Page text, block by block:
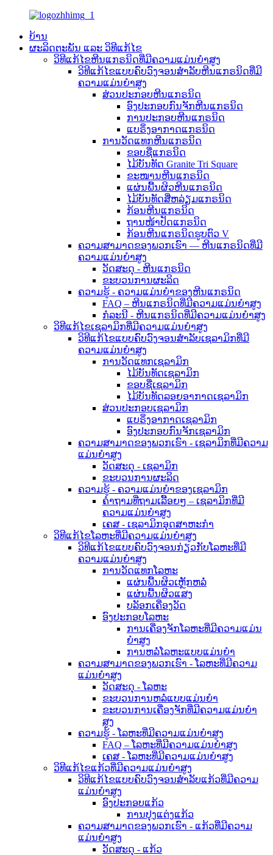
ບ້ານ
ຜະລິດຕະພັນ ແລະ ວິທີແກ້ໄຂ
ວິທີແກ້ໄຂຫີນແກຣນິດທີ່ມີຄວາມແມ່ນຍຳສູງ
ວິທີແກ້ໄຂແບບຄົບວົງຈອນສຳລັບຫີນແກຣນິດທີ່ມີ
ຄວາມແມ່ນຍໍາສູງ
ສ່ວນປະກອບຫີນແກຣນິດ
ອົງປະກອບກົນຈັກຫີນແກຣນິດ
ການປະກອບຫີນແກຣນິດ
ແບຣິ່ງອາກາດແກຣນິດ
ການວັດແທກຫີນແກຣນິດ
ຂອບຊື່ແກຣນິດ
ໄມ້ບັນທັດ Granite Tri Square
ຂະໜານຫີນແກຣນິດ
ແຜ່ນພື້ນຜິວຫີນແກຣນິດ
ໄມ້ບັນທັດສີ່ຫລ່ຽມແກຣນິດ
ກ້ອນຫີນແກຣນິດ
ຖານໜ້າປັດແກຣນິດ
ກ້ອນຫີນແກຣນິດຮູບຕົວ V
ຄວາມສາມາດຂອງພວກເຮົາ — ຫີນແກຣນິດທີ່ມີ
ຄວາມແມ່ນຍຳສູງ
ວັດສະດຸ - ຫີນແກຣນິດ
ຂະບວນການຜະລິດ
ຄວາມຮູ້ - ຄວາມແມ່ນຍໍາຂອງຫີນແກຣນິດ
FAQ – ຫີນແກຣນິດທີ່ມີຄວາມແມ່ນຍໍາສູງ
ກໍລະນີ - ຫີນແກຣນິດທີ່ມີຄວາມແມ່ນຍໍາສູງ
ວິທີແກ້ໄຂເຊລາມິກທີ່ມີຄວາມແມ່ນຍໍາສູງ
ວິທີແກ້ໄຂແບບຄົບວົງຈອນສຳລັບເຊລາມິກທີ່ມີ
ຄວາມແມ່ນຍໍາສູງ
ການວັດແທກເຊລາມິກ
ໄມ້ບັນທັດເຊລາມິກ
ຂອບຊື່ເຊລາມິກ
ໄມ້ບັນທັດລອຍອາກາດເຊລາມິກ
ສ່ວນປະກອບເຊລາມິກ
ແບຣິ່ງອາກາດເຊລາມິກ
ອົງປະກອບກົນຈັກເຊລາມິກ
ຄວາມສາມາດຂອງພວກເຮົາ - ເຊລາມິກທີ່ມີຄວາມ
ແມ່ນຍໍາສູງ
ວັດສະດຸ - ເຊລາມິກ
ຂະບວນການຜະລິດ
ຄວາມຮູ້ - ຄວາມແມ່ນຍຳຂອງເຊລາມິກ
ຄຳຖາມທີ່ຖາມເລື້ອຍໆ – ເຊລາມິກທີ່ມີ
ຄວາມແມ່ນຍຳສູງ
ເຄສ - ເຊລາມິກອຸດສາຫະກຳ
ວິທີແກ້ໄຂໂລຫະທີ່ມີຄວາມແມ່ນຍໍາສູງ
ວິທີແກ້ໄຂແບບຄົບວົງຈອນກ່ຽວກັບໂລຫະທີ່ມີ
ຄວາມແມ່ນຍໍາສູງ
ການວັດແທກໂລຫະ
ແຜ່ນພື້ນຜິວເຫຼັກຫລໍ່
ແຜ່ນພື້ນຜິວແສງ
ບລັອກເຄື່ອງວັດ
ອົງປະກອບໂລຫະ
ການເຄື່ອງຈັກໂລຫະທີ່ມີຄວາມແມ່ນ
ຍໍາສູງ
ການຫລໍ່ໂລຫະແບບແມ່ນຍໍາ
ຄວາມສາມາດຂອງພວກເຮົາ - ໂລຫະທີ່ມີຄວາມ
ແມ່ນຍໍາສູງ
ວັດສະດຸ - ໂລຫະ
ຂະບວນການຫລໍ່ແບບແມ່ນຍໍາ
ຂະບວນການເຄື່ອງຈັກທີ່ມີຄວາມແມ່ນຍໍາ
ສູງ
ຄວາມຮູ້ - ໂລຫະທີ່ມີຄວາມແມ່ນຍໍາສູງ
FAQ – ໂລຫະທີ່ມີຄວາມແມ່ນຍໍາສູງ
ເຄສ - ໂລຫະທີ່ມີຄວາມແມ່ນຍໍາສູງ
ວິທີແກ້ໄຂແກ້ວທີ່ມີຄວາມແມ່ນຍໍາສູງ
ວິທີແກ້ໄຂແບບຄົບວົງຈອນສຳລັບແກ້ວທີ່ມີຄວາມ
ແມ່ນຍໍາສູງ
ອົງປະກອບແກ້ວ
ການປຸງແຕ່ງແກ້ວ
ຄວາມສາມາດຂອງພວກເຮົາ - ແກ້ວທີ່ມີຄວາມ
ແມ່ນຍໍາສູງ
ວັດສະດຸ - ແກ້ວ